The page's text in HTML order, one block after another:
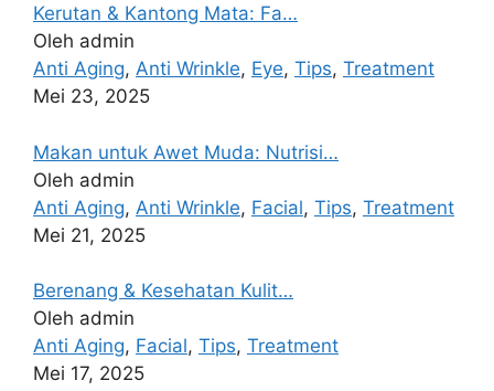
Kerutan & Kantong Mata: Fa…
Oleh admin
Anti Aging, Anti Wrinkle, Eye, Tips, Treatment
Mei 23, 2025
Makan untuk Awet Muda: Nutrisi…
Oleh admin
Anti Aging, Anti Wrinkle, Facial, Tips, Treatment
Mei 21, 2025
Berenang & Kesehatan Kulit…
Oleh admin
Anti Aging, Facial, Tips, Treatment
Mei 17, 2025